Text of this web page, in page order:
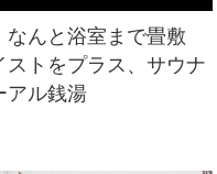
んと浴室まで畳敷
トをプラス、サウナ
アル銭湯